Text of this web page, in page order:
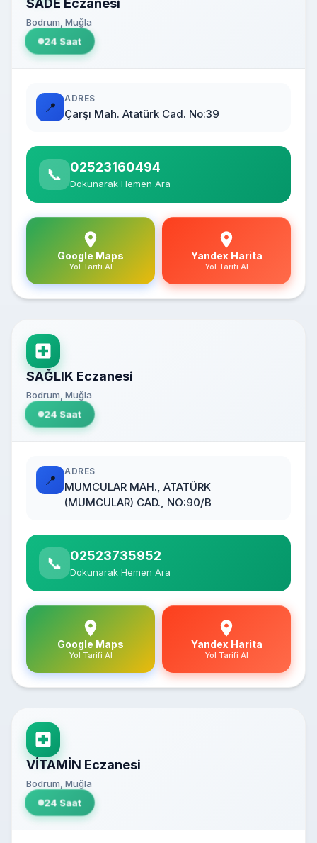
SADE Eczanesi
Bodrum, Muğla
24 Saat
📍
ADRES
Çarşı Mah. Atatürk Cad. No:39
📞 02523160494
Dokunarak Hemen Ara
Google Maps
Yol Tarifi Al
Yandex Harita
Yol Tarifi Al
SAĞLIK Eczanesi
Bodrum, Muğla
24 Saat
📍
ADRES
MUMCULAR MAH., ATATÜRK
(MUMCULAR) CAD., NO:90/B
📞 02523735952
Dokunarak Hemen Ara
Google Maps
Yol Tarifi Al
Yandex Harita
Yol Tarifi Al
VİTAMİN Eczanesi
Bodrum, Muğla
24 Saat